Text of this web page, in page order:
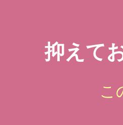
抑えて
こ